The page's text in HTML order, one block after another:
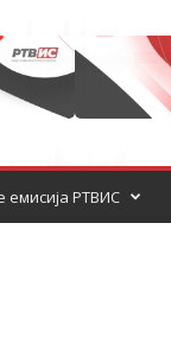
емисија РТВИС